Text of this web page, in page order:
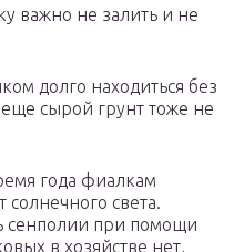
важно не залить и не
долго находиться без
сырой грунт тоже не
года фиалкам
солнечного света.
сенполии при помощи
в хозяйстве нет,